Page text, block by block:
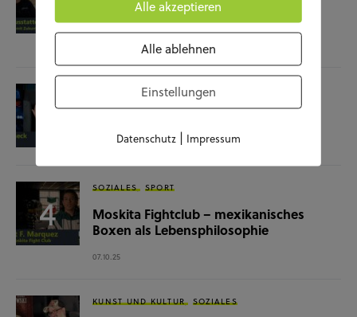
Zukunft?
KUNST UND KULTUR SOZIALES
23.10.25
SOZIALES SPORT
Moskita Fightclub – mexikanisches
Boxen als Lebensphilosophie
07.10.25
KUNST UND KULTUR SOZIALES
Alle akzeptieren
Alle ablehnen
Einstellungen
Datenschutz| Impressum